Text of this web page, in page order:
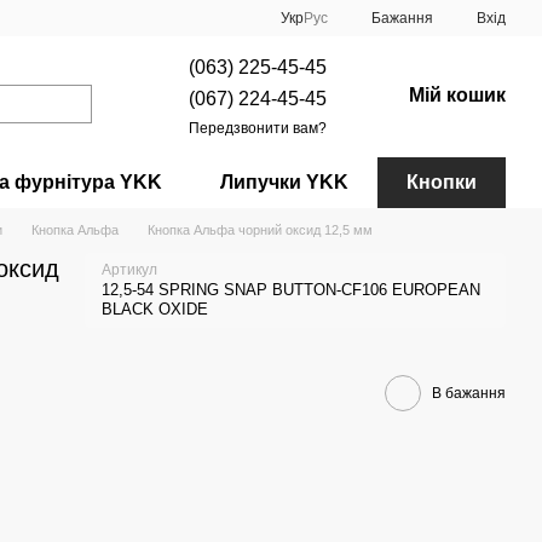
УкрРус Бажання Вхід
(063) 225-45-45
(067) 224-45-45
Передзвонити вам?
Мій кошик
фурнітура YKK Липучки YKK Кнопки
Кнопка Альфа Кнопка Альфа чорний оксид 12,5 мм
Артикул
12,5-54 SPRING SNAP BUTTON-CF106 EUROPEAN
BLACK OXIDE
В бажання